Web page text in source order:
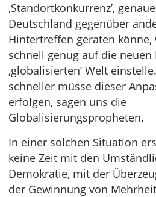
‚Standortkonkurrenz’,
Deutschland gegenüber
Hintertreffen geraten
schnell genug auf die
‚globalisierten’ Welt
schneller müsse dieser
erfolgen, sagen uns die
Globalisierungspropheten.
In einer solchen Situation
keine Zeit mit den
Demokratie, mit der
der Gewinnung von